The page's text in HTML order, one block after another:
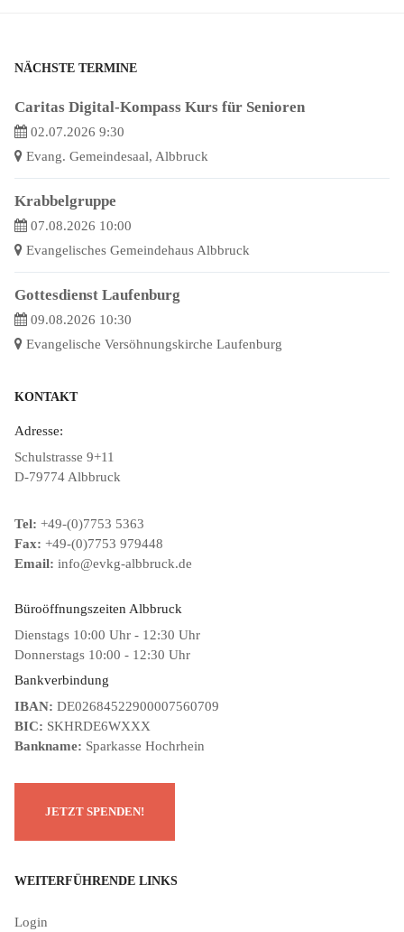
NÄCHSTE TERMINE
Caritas Digital-Kompass Kurs für Senioren
02.07.2026 9:30
Evang. Gemeindesaal, Albbruck
Krabbelgruppe
07.08.2026 10:00
Evangelisches Gemeindehaus Albbruck
Gottesdienst Laufenburg
09.08.2026 10:30
Evangelische Versöhnungskirche Laufenburg
KONTAKT
Adresse:
Schulstrasse 9+11
D-79774 Albbruck
Tel: +49-(0)7753 5363
Fax: +49-(0)7753 979448
Email: info@evkg-albbruck.de
Büroöffnungszeiten Albbruck
Dienstags 10:00 Uhr - 12:30 Uhr
Donnerstags 10:00 - 12:30 Uhr
Bankverbindung
IBAN: DE02684522900007560709
BIC: SKHRDE6WXXX
Bankname: Sparkasse Hochrhein
WEITERFÜHRENDE LINKS
Login